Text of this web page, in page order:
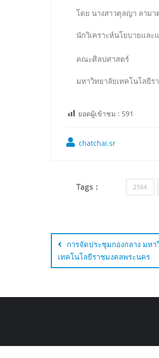
โดย นางสาวตุลญา ลามา
นักวิเคราะห์นโยบายและ
คณะศิลปศาสตร์
มหาวิทยาลัยเทคโนโลยีร
ยอดผู้เข้าชม : 591
chatchai.sr
Tags : 2564
การจัดประชุมกองกลาง มหา
เทคโนโลยีราชมงคลพระนคร